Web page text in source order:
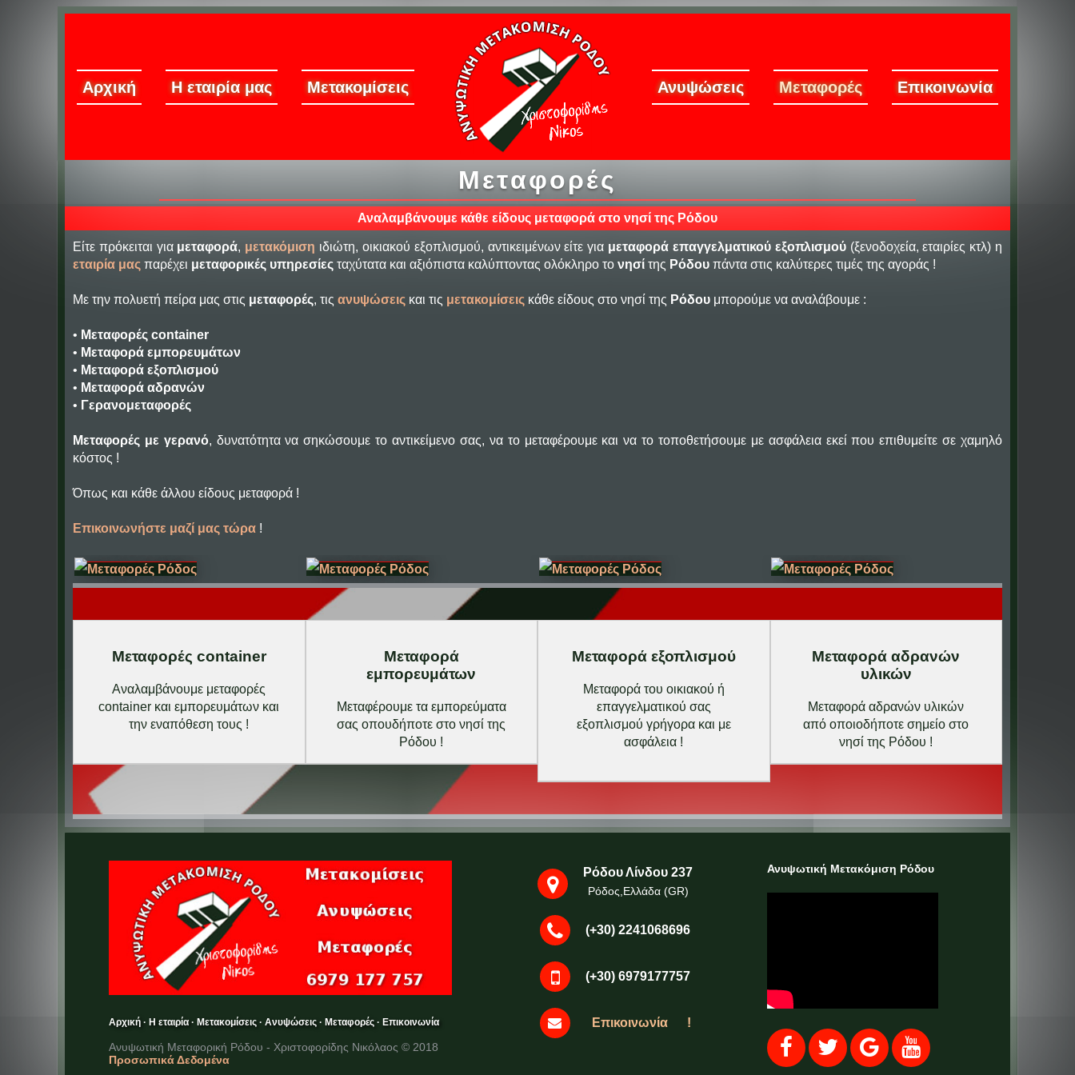
Αρχική Η εταιρία μας Μετακομίσεις Ανυψώσεις Μεταφορές Επικοινωνία
Μεταφορές
Αναλαμβάνουμε κάθε είδους μεταφορά στο νησί της Ρόδου
Είτε πρόκειται για μεταφορά, μετακόμιση ιδιώτη, οικιακού εξοπλισμού, αντικειμένων είτε για μεταφορά επαγγελματικού εξοπλισμού(ξενοδοχεία, εταιρίες κτλ) η
εταιρία μας παρέχει μεταφορικές υπηρεσίες ταχύτατα και αξιόπιστα καλύπτοντας ολόκληρο το νησί της Ρόδου πάντα στις καλύτερες τιμές της αγοράς !
Με την πολυετή πείρα μας στις μεταφορές, τις ανυψώσεις και τις μετακομίσεις κάθε είδους στο νησί της Ρόδου μπορούμε να αναλάβουμε :
• Μεταφορές container
• Μεταφορά εμπορευμάτων
• Μεταφορά εξοπλισμού
• Μεταφορά αδρανών
• Γερανομεταφορές
Μεταφορές με γερανό, δυνατότητα να σηκώσουμε το αντικείμενο σας, να το μεταφέρουμε και να το τοποθετήσουμε με ασφάλεια εκεί που επιθυμείτε σε χαμηλό
κόστος !
Όπως και κάθε άλλου είδους μεταφορά !
Επικοινωνήστε μαζί μας τώρα !
Μεταφορές container
Αναλαμβάνουμε μεταφορές
container και εμπορευμάτων και
την εναπόθεση τους !
Μεταφορά
εμπορευμάτων
Μεταφέρουμε τα εμπορεύματα
σας οπουδήποτε στο νησί της
Ρόδου !
Μεταφορά εξοπλισμού
Μεταφορά του οικιακού ή
επαγγελματικού σας
εξοπλισμού γρήγορα και με
ασφάλεια !
Μεταφορά αδρανών
υλικών
Μεταφορά αδρανών υλικών
από οποιοδήποτε σημείο στο
νησί της Ρόδου !
Αρχική · Η εταιρία· Μετακομίσεις · Ανυψώσεις · Μεταφορές · Επικοινωνία
Ανυψωτική Μεταφορική Ρόδου - Χριστοφορίδης Νικόλαος © 2018
Προσωπικά Δεδομένα
Ρόδου Λίνδου 237
Ρόδος,Ελλάδα (GR)
(+30) 2241068696
(+30) 6979177757
Επικοινωνία !
Ανυψωτική Μετακόμιση Ρόδου